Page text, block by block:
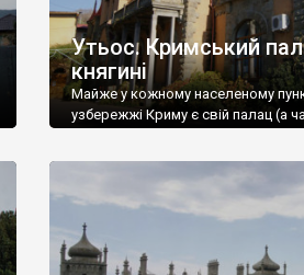
Утьос. Кримський
княгині
Майже у кожному населеному
узбережжі Криму є свій палац (а